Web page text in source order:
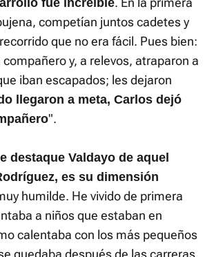
fue increíble
competían juntos cadetes y
que no era fácil. Pues bien:
y, a relevos, atraparon a
iban escapados; les dejaron
llegaron a meta, Carlos dejó
".
destaque Valdayo de aquel
es su dimensión
humilde. He vivido de primera
a niños que estaban en
calentaba con los más pequeños
quedaba después de las carreras